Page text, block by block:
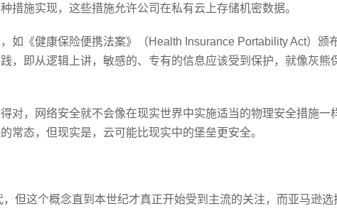
措施实现，这些措施允许公司在私有云上存储机密数据。
如《健康保险便携法案》（Health Insurance Portability Act）颁
，即从逻辑上讲，敏感的、专有的信息应该受到保护，就像灰熊
对，网络安全就不会像在现实世界中实施适当的物理安全措施一
常态，但现实是，云可能比现实中的堡垒更安全。
但这个概念直到本世纪才真正开始受到主流的关注，而亚马逊选